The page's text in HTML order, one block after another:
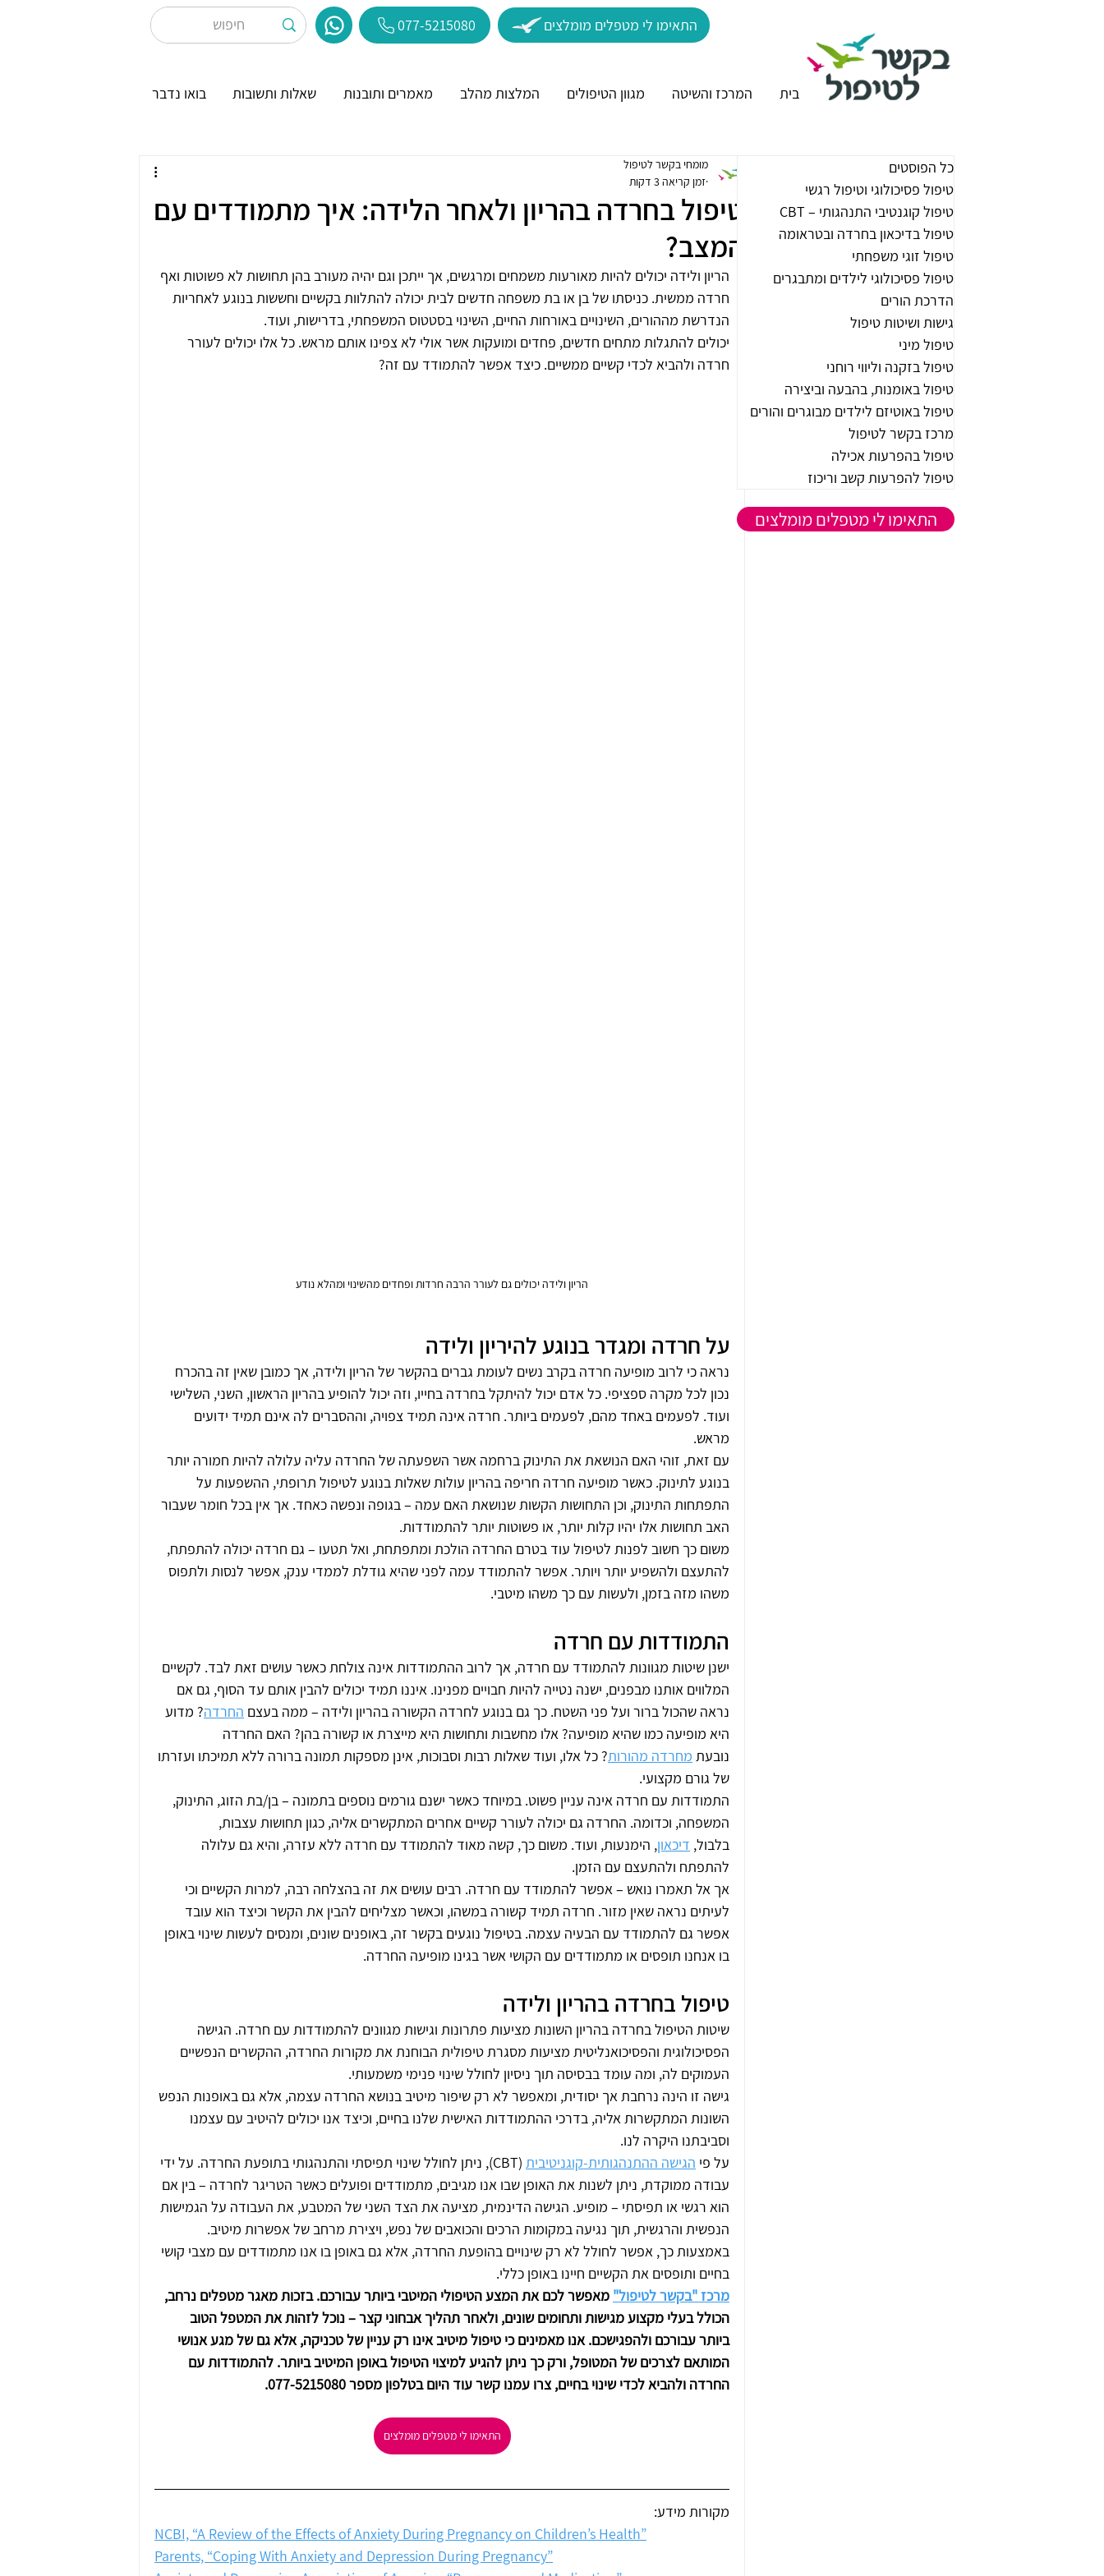
077-5215080 התאימו לי מטפלים מומלצים
בית המרכז והשיטה מגוון הטיפולים המלצות מהלב מאמרים ותובנות שאלות ותשובות בואו נדבר
טיפול בחרדה בהריון ולאחר הלידה: איך מתמודדים עם
המצב?
מומחי בקשר לטיפול
זמן קריאה 3 דקות
הריון ולידה יכולים להיות מאורעות משמחים ומרגשים, אך ייתכן וגם יהיה מעורב בהן תחושות לא פשוטות ואף
חרדה ממשית. כניסתו של בן או בת משפחה חדשים לבית יכולה להתלוות בקשיים וחששות בנוגע לאחריות
הנדרשת מההורים, השינויים באורחות החיים, השינוי בסטטוס המשפחתי, בדרישות, ועוד.
יכולים להתגלות מתחים חדשים, פחדים ומועקות אשר אולי לא צפינו אותם מראש. כל אלו יכולים לעורר
חרדה ולהביא לכדי קשיים ממשיים. כיצד אפשר להתמודד עם זה?
הריון ולידה יכולים גם לעורר הרבה חרדות ופחדים מהשינוי ומהלא נודע
על חרדה ומגדר בנוגע להיריון ולידה
נראה כי לרוב מופיעה חרדה בקרב נשים לעומת גברים בהקשר של הריון ולידה, אך כמובן שאין זה בהכרח
נכון לכל מקרה ספציפי. כל אדם יכול להיתקל בחרדה בחייו, וזה יכול להופיע בהריון הראשון, השני, השלישי
ועוד. לפעמים באחד מהם, לפעמים ביותר. חרדה אינה תמיד צפויה, וההסברים לה אינם תמיד ידועים
מראש.
עם זאת, זוהי האם הנושאת את התינוק ברחמה אשר השפעתה של החרדה עליה עלולה להיות חמורה יותר
בנוגע לתינוק. כאשר מופיעה חרדה חריפה בהריון עולות שאלות בנוגע לטיפול תרופתי, ההשפעות על
התפתחות התינוק, וכן התחושות הקשות שנושאת האם עמה – בגופה ונפשה כאחד. אך אין בכל חומר שעבור
האב תחושות אלו יהיו קלות יותר, או פשוטות יותר להתמודדות.
משום כך חשוב לפנות לטיפול עוד בטרם החרדה הולכת ומתפתחת, ואל תטעו – גם חרדה יכולה להתפתח,
להתעצם ולהשפיע יותר ויותר. אפשר להתמודד עמה לפני שהיא גודלת לממדי ענק, אפשר לנסות ולתפוס
משהו מזה בזמן, ולעשות עם כך משהו מיטבי.
התמודדות עם חרדה
ישנן שיטות מגוונות להתמודד עם חרדה, אך לרוב ההתמודדות אינה צולחת כאשר עושים זאת לבד. לקשיים
המלווים אותנו מבפנים, ישנה נטייה להיות חבויים מפנינו. איננו תמיד יכולים להבין אותם עד הסוף, גם אם
נראה שהכול ברור ועל פני השטח. כך גם בנוגע לחרדה הקשורה בהריון ולידה – ממה בעצם החרדה? מדוע
היא מופיעה כמו שהיא מופיעה? אלו מחשבות ותחושות היא מייצרת או קשורה בהן? האם החרדה
נובעת מחרדה מהורות? כל אלו, ועוד שאלות רבות וסבוכות, אינן מספקות תמונה ברורה ללא תמיכתו ועזרתו
של גורם מקצועי.
התמודדות עם חרדה אינה עניין פשוט. במיוחד כאשר ישנם גורמים נוספים בתמונה – בן/בת הזוג, התינוק,
המשפחה, וכדומה. החרדה גם יכולה לעורר קשיים אחרים המתקשרים אליה, כגון תחושות עצבות,
בלבול, דיכאון, הימנעות, ועוד. משום כך, קשה מאוד להתמודד עם חרדה ללא עזרה, והיא גם עלולה
להתפתח ולהתעצם עם הזמן.
אך אל תאמרו נואש – אפשר להתמודד עם חרדה. רבים עושים את זה בהצלחה רבה, למרות הקשיים וכי
לעיתים נראה שאין מזור. חרדה תמיד קשורה במשהו, וכאשר מצליחים להבין את הקשר וכיצד הוא עובד
אפשר גם להתמודד עם הבעיה עצמה. בטיפול נוגעים בקשר זה, באופנים שונים, ומנסים לעשות שינוי באופן
בו אנחנו תופסים או מתמודדים עם הקושי אשר בגינו מופיעה החרדה.
טיפול בחרדה בהריון ולידה
שיטות הטיפול בחרדה בהריון השונות מציעות פתרונות וגישות מגוונים להתמודדות עם חרדה. הגישה
הפסיכולוגית והפסיכואנליטית מציעות מסגרת טיפולית הבוחנת את מקורות החרדה, ההקשרים הנפשיים
העמוקים לה, ומה עומד בבסיסה תוך ניסיון לחולל שינוי פנימי משמעותי.
גישה זו הינה נרחבת אך יסודית, ומאפשר לא רק שיפור מיטיב בנושא החרדה עצמה, אלא גם באופנות הנפש
השונות המתקשרות אליה, בדרכי ההתמודדות האישית שלנו בחיים, וכיצד אנו יכולים להיטיב עם עצמנו
וסביבתנו היקרה לנו.
על פי הגישה ההתנהגותית-קוגניטיבית
(CBT), ניתן לחולל שינוי תפיסתי והתנהגותי בתופעת החרדה. על ידי
עבודה ממוקדת, ניתן לשנות את האופן שבו אנו מגיבים, מתמודדים ופועלים כאשר הטריגר לחרדה – בין אם
הוא רגשי או תפיסתי – מופיע. הגישה הדינמית, מציעה את הצד השני של המטבע, את העבודה על הגמישות
הנפשית והרגשית, תוך נגיעה במקומות הרכים והכואבים של נפש, ויצירת מרחב של אפשרות מיטיב.
באמצעות כך, אפשר לחולל לא רק שינויים בהופעת החרדה, אלא גם באופן בו אנו מתמודדים עם מצבי קושי
בחיים ותופסים את הקשיים חיינו באופן כללי.
מרכז "בקשר לטיפול" מאפשר לכם את המצע הטיפולי המיטבי ביותר עבורכם. בזכות מאגר מטפלים נרחב,
הכולל בעלי מקצוע מגישות ותחומים שונים, ולאחר תהליך אבחוני קצר – נוכל לזהות את המטפל הטוב
ביותר עבורכם ולהפגישכם. אנו מאמינים כי טיפול מיטיב אינו רק עניין של טכניקה, אלא גם של מגע אנושי
המותאם לצרכים של המטופל, ורק כך ניתן להגיע למיצוי הטיפול באופן המיטיב ביותר. להתמודדות עם
החרדה ולהביא לכדי שינוי בחיים, צרו עמנו קשר עוד היום בטלפון מספר 077-5215080.
התאימו לי מטפלים מומלצים
מקורות מידע:
NCBI, “A Review of the Effects of Anxiety During Pregnancy on Children’s Health”
Parents, “Coping With Anxiety and Depression During Pregnancy”
כל הפוסטים
טיפול פסיכולוגי וטיפול רגשי
טיפול קוגנטיבי התנהגותי – CBT
טיפול בדיכאון בחרדה ובטראומה
טיפול זוגי משפחתי
טיפול פסיכולוגי לילדים ומתבגרים
הדרכת הורים
גישות ושיטות טיפול
טיפול מיני
טיפול בזקנה וליווי רוחני
טיפול באומנות, בהבעה וביצירה
טיפול באוטיזם לילדים מבוגרים והורים
מרכז בקשר לטיפול
טיפול בהפרעות אכילה
טיפול להפרעות קשב וריכוז
התאימו לי מטפלים מומלצים